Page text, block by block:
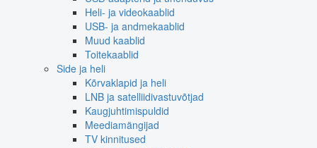
Heli- ja videokaablid
USB- ja andmekaablid
Muud kaablid
Toitekaablid
Side ja heli
Kõrvaklapid ja heli
LNB ja satelliidivastuvõtjad
Kaugjuhtimispuldid
Meediamängijad
TV kinnitused